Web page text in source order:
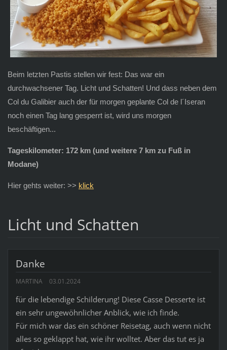
Beim letzten Pastis stellen wir fest: Das war ein
durchwachsener Tag. Licht und Schatten! Und dass neben dem
Col du Galibier auch der für morgen geplante Col de l´Iseran
noch einen Tag lang gesperrt ist, wird uns morgen
beschäftigen...
Tageskilometer: 172 km (und weitere 7 km zu Fuß in
Modane)
Hier gehts weiter: >> klick
Licht und Schatten
Danke
MARTINA 03.01.2024
für die lebendige Schilderung! Diese Casse Desserte ist
ein sehr ungewöhnlicher Anblick, wie ich finde.
Für mich war das ein schöner Reisetag, auch wenn nicht
alles so geklappt hat, wie ihr wolltet. Aber das tut es ja